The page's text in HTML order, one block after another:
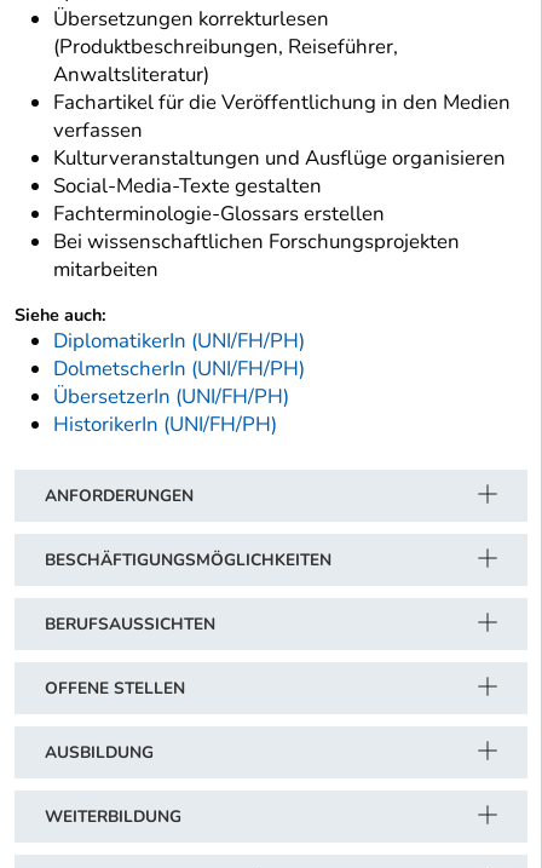
Übersetzungen korrekturlesen
(Produktbeschreibungen, Reiseführer,
Anwaltsliteratur)
Fachartikel für die Veröffentlichung in den Medien
verfassen
Kulturveranstaltungen und Ausflüge organisieren
Social-Media-Texte gestalten
Fachterminologie-Glossars erstellen
Bei wissenschaftlichen Forschungsprojekten
mitarbeiten
Siehe auch:
DiplomatikerIn (UNI/FH/PH)
DolmetscherIn (UNI/FH/PH)
ÜbersetzerIn (UNI/FH/PH)
HistorikerIn (UNI/FH/PH)
ANFORDERUNGEN
BESCHÄFTIGUNGSMÖGLICHKEITEN
BERUFSAUSSICHTEN
OFFENE STELLEN
AUSBILDUNG
WEITERBILDUNG